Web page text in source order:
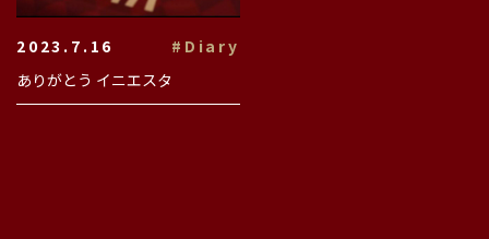
2023.7.16
#Diary
ありがとう イニエスタ